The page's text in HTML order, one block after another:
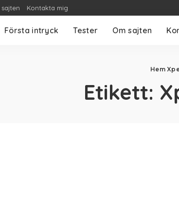
sajten Kontakta mig
Första intryck Tester Om sajten
Hem
Etikett: